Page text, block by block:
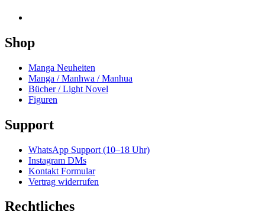
Shop
Manga Neuheiten
Manga / Manhwa / Manhua
Bücher / Light Novel
Figuren
Support
WhatsApp Support (10–18 Uhr)
Instagram DMs
Kontakt Formular
Vertrag widerrufen
Rechtliches